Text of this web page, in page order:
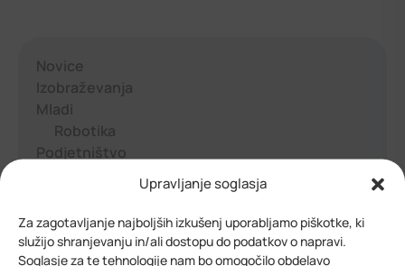
Upravljanje soglasja
Za zagotavljanje najboljših izkušenj uporabljamo piškotke, ki
služijo shranjevanju in/ali dostopu do podatkov o napravi.
Soglasje za te tehnologije nam bo omogočilo obdelavo
Novice
Izobraževanja
Mladi
Robotika
Podjetništvo
Razpisi
Regionalni razvoj
Podeželje